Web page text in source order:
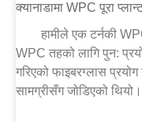
क्यानाडामा WPC पूरा
हामीले एक टर्नकी
WPC तहको लागि पुन:
गरिएको फाइबरग्लास प्रयोग
सामग्रीसँग जोडिएको थियो।